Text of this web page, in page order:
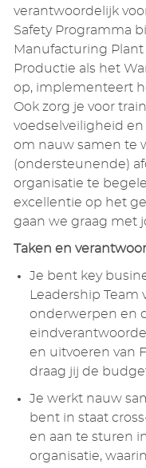
verantwoordelijk
Safety Programma
Manufacturing
Productie als het
op, implementeert
Ook zorg je voor
voedselveiligheid
om nauw samen te
(ondersteunende)
organisatie te
excellentie op het
gaan we graag met
Taken en
Je bent key
Leadership Team
onderwerpen en
en uitvoeren van
draag jij de
Je werkt nauw
bent in staat
en aan te sturen
organisatie,